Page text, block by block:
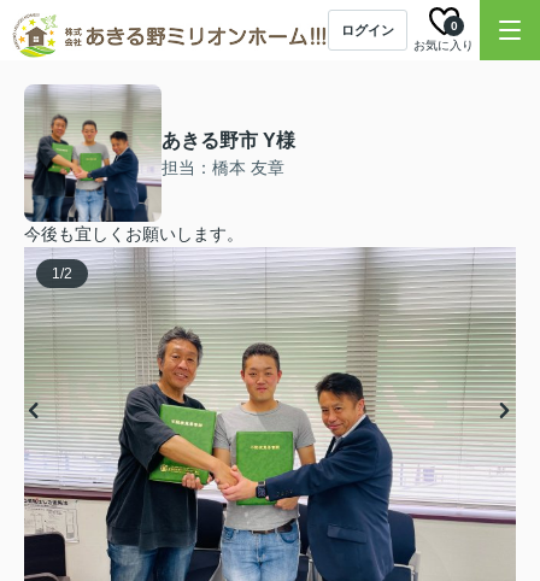
ログイン
お気に入り
0
あきる野市 Y様
担当：橋本 友章
今後も宜しくお願いします。
1/2